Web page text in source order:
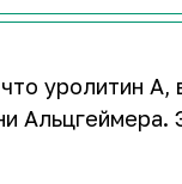
уролитин